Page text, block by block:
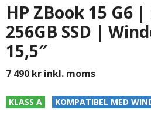
HP ZBook 15 G6
256GB SSD |
15,5″
7 490 kr inkl. moms
KLASS A KOMPATIBEL MED